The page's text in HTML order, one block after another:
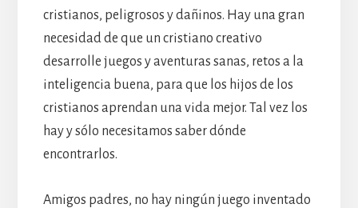
cristianos, peligrosos y dañinos. Hay una gran
necesidad de que un cristiano creativo
desarrolle juegos y aventuras sanas, retos a la
inteligencia buena, para que los hijos de los
cristianos aprendan una vida mejor. Tal vez los
hay y sólo necesitamos saber dónde
encontrarlos.
Amigos padres, no hay ningún juego inventado